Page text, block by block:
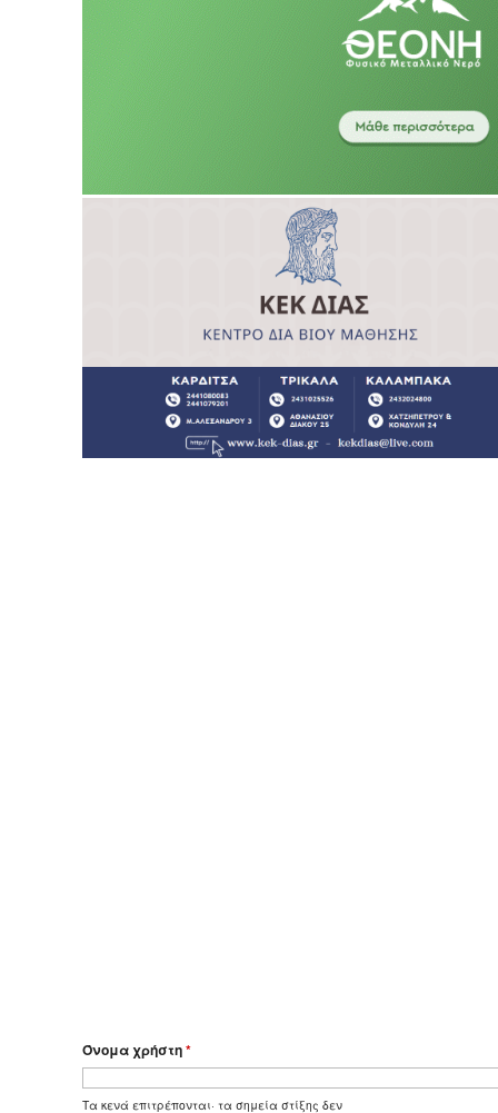
Όνομα χρήστη*
Τα κενά επιτρέπονται· τα σημεία στίξης δεν